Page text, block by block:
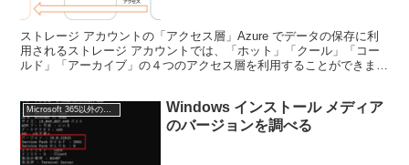
ストレージ アカウントの「アクセス層」Azure でデータの保存に利
用されるストレージ アカウントでは、「ホット」「クール」「コー
ルド」「アーカイブ」の４つのアクセス層を利用することができま
Microsoft 365以外のトピック
Windows インストール メディア
のバージョンを調べる